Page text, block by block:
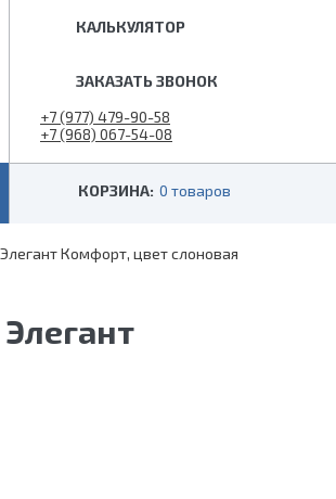
КАЛЬКУЛЯТОР
ЗАКАЗАТЬ ЗВОНОК
+7 (977) 479-90-58
+7 (968) 067-54-08
info@superlestnica.com
КОРЗИНА: 0 товаров
Комфорт, цвет слоновая